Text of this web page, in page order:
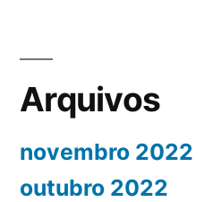
Arquivos
novembro 2022
outubro 2022